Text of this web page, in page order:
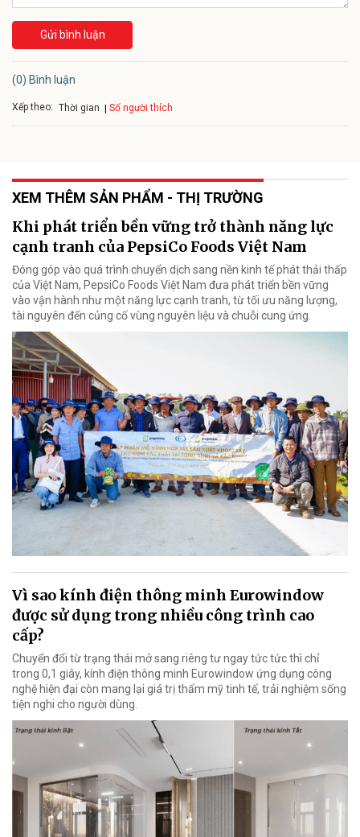
Gửi bình luận
(0) Bình luận
Xếp theo: Thời gian Số người thích
XEM THÊM SẢN PHẨM - THỊ TRƯỜNG
Khi phát triển bền vững trở thành năng lực
cạnh tranh của PepsiCo Foods Việt Nam
Đóng góp vào quá trình chuyển dịch sang nền kinh tế phát thải thấp
của Việt Nam, PepsiCo Foods Việt Nam đưa phát triển bền vững
vào vận hành như một năng lực cạnh tranh, từ tối ưu năng lượng,
tài nguyên đến củng cố vùng nguyên liệu và chuỗi cung ứng.
Vì sao kính điện thông minh Eurowindow
được sử dụng trong nhiều công trình cao
cấp?
Chuyển đổi từ trạng thái mở sang riêng tư ngay tức tức thì chỉ
trong 0,1 giây, kính điện thông minh Eurowindow ứng dụng công
nghệ hiện đại còn mang lại giá trị thẩm mỹ tinh tế, trải nghiệm sống
tiện nghi cho người dùng.